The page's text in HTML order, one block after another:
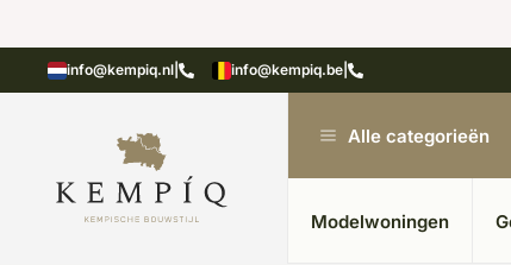
info@kempiq.nl info@kempiq.be
in Kesteren Unieke materialen in
Alle categorieën
Modelwoningen